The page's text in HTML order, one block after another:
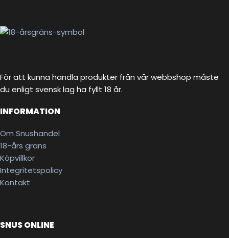
För att kunna handla produkter från vår webbshop måste
du enligt svensk lag ha fyllt 18 år.
INFORMATION
Om Snushandel
18-års gräns
Köpvillkor
Integritetspolicy
Kontakt
SNUS ONLINE